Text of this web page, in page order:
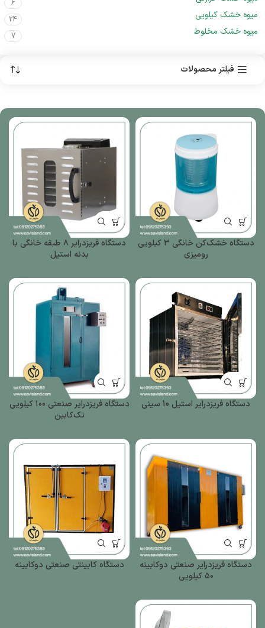
6
میوه خشک کیلویی 24
میوه خشک مخلوط 7
فیلتر محصولات
دستگاه خشک‌کن خانگی ۳ کیلویی
رومیزی
دستگاه فریزدرایر ۸ طبقه خانگی با
بدنه استیل
دستگاه فریزدرایر استیل 10 سینی
دستگاه فریزدرایر صنعتی ۱۰۰ کیلویی
تک‌کابین
دستگاه فریزدرایر صنعتی دوکابینه
۵۰ کیلویی
دستگاه کابینتی صنعتی دو‌کابینه